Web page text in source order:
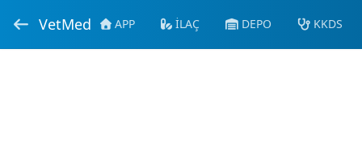
VetMed APP İLAÇ DEPO KKDS